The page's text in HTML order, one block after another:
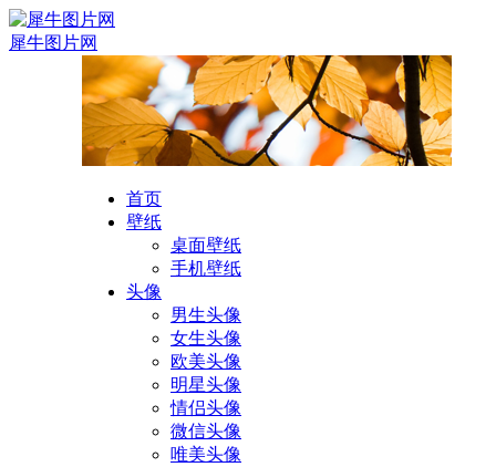
犀牛图片网
首页
壁纸
桌面壁纸
手机壁纸
头像
男生头像
女生头像
欧美头像
明星头像
情侣头像
微信头像
唯美头像